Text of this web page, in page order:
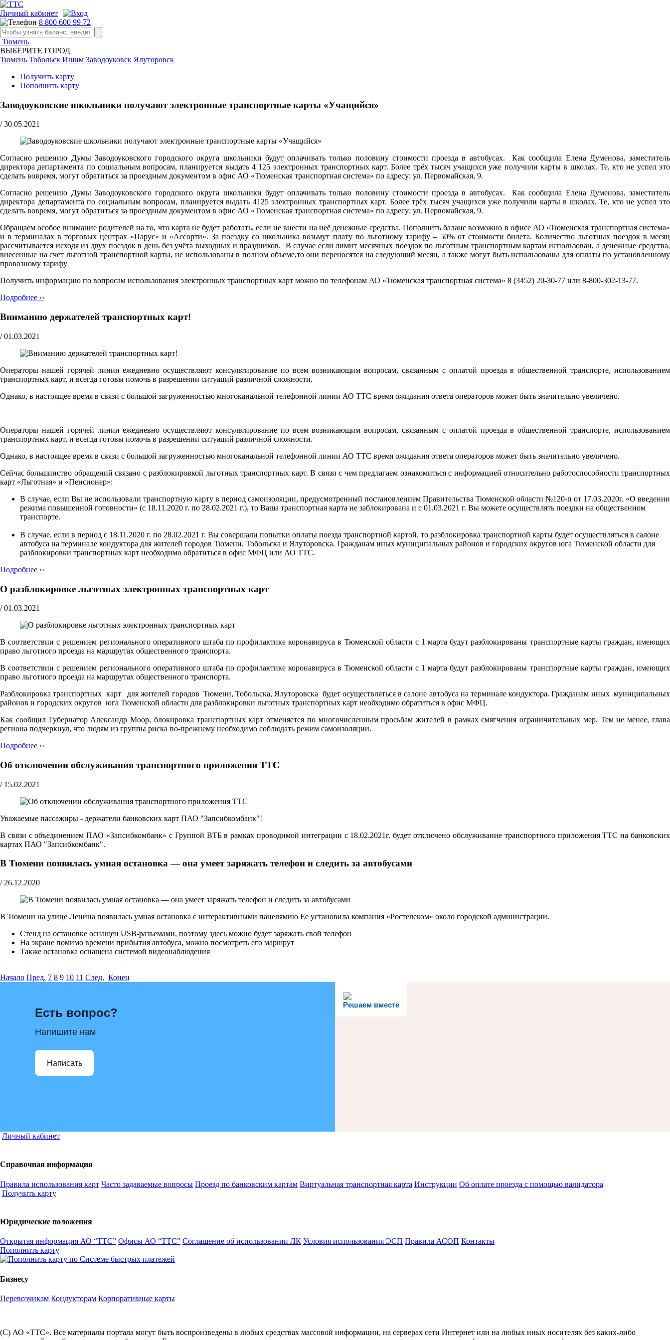
Личный кабинет
8 800 600 99 72
Тюмень
ВЫБЕРИТЕ ГОРОД
Тюмень Тобольск Ишим Заводоуковск Ялуторовск
Получить карту
Пополнить карту
Заводоуковские школьники получают электронные транспортные карты «Учащийся»
/ 30.05.2021
Cогласно решению Думы Заводоуковского городского округа школьники будут оплачивать только половину стоимости проезда в автобусах. Как сообщила Елена Думенова, заместитель
директора департамента по социальным вопросам, планируется выдать 4 125 электронных транспортных карт. Более трёх тысяч учащихся уже получили карты в школах. Те, кто не успел это
сделать вовремя, могут обратиться за проездным документом в офис АО «Тюменская транспортная система» по адресу: ул. Первомайская, 9.
Cогласно решению Думы Заводоуковского городского округа школьники будут оплачивать только половину стоимости проезда в автобусах. Как сообщила Елена Думенова, заместитель
директора департамента по социальным вопросам, планируется выдать 4125 электронных транспортных карт. Более трёх тысяч учащихся уже получили карты в школах. Те, кто не успел это
сделать вовремя, могут обратиться за проездным документом в офис АО «Тюменская транспортная система» по адресу: ул. Первомайская, 9.
Обращаем особое внимание родителей на то, что карта не будет работать, если не внести на неё денежные средства. Пополнить баланс возможно в офисе АО «Тюменская транспортная система»
и в терминалах в торговых центрах «Парус» и «Ассорти». За поездку со школьника возьмут плату по льготному тарифу – 50% от стоимости билета. Количество льготных поездок в месяц
рассчитывается исходя из двух поездок в день без учёта выходных и праздников. В случае если лимит месячных поездок по льготным транспортным картам использован, а денежные средства,
внесенные на счет льготной транспортной карты, не использованы в полном объеме,то они переносятся на следующий месяц, а также могут быть использованы для оплаты по установленному
провозному тарифу
Получить информацию по вопросам использования электронных транспортных карт можно по телефонам АО «Тюменская транспортная система» 8 (3452) 20-30-77 или 8-800-302-13-77.
Подробнее ››
Вниманию держателей транспортных карт!
/ 01.03.2021
Операторы нашей горячей линии ежедневно осуществляют консультирование по всем возникающим вопросам, связанным с оплатой проезда в общественной транспорте, использованием
транспортных карт, и всегда готовы помочь в разрешении ситуаций различной сложности.
Однако, в настоящее время в связи с большой загруженностью многоканальной телефонной линии АО ТТС время ожидания ответа операторов может быть значительно увеличено.
Операторы нашей горячей линии ежедневно осуществляют консультирование по всем возникающим вопросам, связанным с оплатой проезда в общественной транспорте, использованием
транспортных карт, и всегда готовы помочь в разрешении ситуаций различной сложности.
Однако, в настоящее время в связи с большой загруженностью многоканальной телефонной линии АО ТТС время ожидания ответа операторов может быть значительно увеличено.
Сейчас большинство обращений связано с разблокировкой льготных транспортных карт. В связи с чем предлагаем ознакомиться с информацией относительно работоспособности транспортных
карт «Льготная» и «Пенсионер»:
В случае, если Вы не использовали транспортную карту в период самоизоляции, предусмотренный постановлением Правительства Тюменской области №120-п от 17.03.2020г. «О введении
режима повышенной готовности» (с 18.11.2020 г. по 28.02.2021 г.), то Ваша транспортная карта не заблокирована и с 01.03.2021 г. Вы можете осуществлять поездки на общественном
транспорте.
В случае, если в период с 18.11.2020 г. по 28.02.2021 г. Вы совершали попытки оплаты поезда транспортной картой, то разблокировка транспортной карты будет осуществляться в салоне
автобуса на терминале кондуктора для жителей городов Тюмени, Тобольска и Ялуторовска. Гражданам иных муниципальных районов и городских округов юга Тюменской области для
разблокировки транспортных карт необходимо обратиться в офис МФЦ или АО ТТС.
Подробнее ››
О разблокировке льготных электронных транспортных карт
/ 01.03.2021
В соответствии с решением регионального оперативного штаба по профилактике коронавируса в Тюменской области с 1 марта будут разблокированы транспортные карты граждан, имеющих
право льготного проезда на маршрутах общественного транспорта.
В соответствии с решением регионального оперативного штаба по профилактике коронавируса в Тюменской области с 1 марта будут разблокированы транспортные карты граждан, имеющих
право льготного проезда на маршрутах общественного транспорта.
Разблокировка транспортных карт для жителей городов Тюмени, Тобольска, Ялуторовска будет осуществляться в салоне автобуса на терминале кондуктора. Гражданам иных муниципальных
районов и городских округов юга Тюменской области для разблокировки льготных транспортных карт необходимо обратиться в офис МФЦ.
Как сообщил Губернатор Александр Моор, блокировка транспортных карт отменяется по многочисленным просьбам жителей в рамках смягчения ограничительных мер. Тем не менее, глава
региона подчеркнул, что людям из группы риска по-прежнему необходимо соблюдать режим самоизоляции.
Подробнее ››
Об отключении обслуживания транспортного приложения ТТС
/ 15.02.2021
Уважаемые пассажиры - держатели банковских карт ПАО "Запсибкомбанк"!
В связи с объединением ПАО «Запсибкомбанк» с Группой ВТБ в рамках проводимой интеграции с 18.02.2021г. будет отключено обслуживание транспортного приложения ТТС на банковских
картах ПАО "Запсибкомбанк".
В Тюмени появилась умная остановка — она умеет заряжать телефон и следить за автобусами
/ 26.12.2020
В Тюмени на улице Ленина появилась умная остановка с интерактивными панелямию Ее установила компания «Ростелеком» около городской администрации.
Стенд на остановке оснащен USB-разъемами, поэтому здесь можно будет заряжать свой телефон
На экране помимо времени прибытия автобуса, можно посмотреть его маршрут
Также остановка оснащена системой видеонаблюдения
Начало Пред. 7 8 9 10 11 След. Конец
Решаем вместе
Есть вопрос?
Напишите нам
Написать
Личный кабинет
Справочная информация
Правила использования карт Часто задаваемые вопросы Проезд по банковским картам Виртуальная транспортная карта Инструкции Об оплате проезда с помощью валидатора
Получить карту
Юридические положения
Открытая информация АО “ТТС” Офисы АО “ТТС” Соглашение об использовании ЛК Условия использования ЭСП Правила АСОП Контакты
Пополнить карту
Бизнесу
Перевозчикам Кондукторам Корпоративные карты
(С) АО «ТТС». Все материалы портала могут быть воспроизведены в любых средствах массовой информации, на серверах сети Интернет или на любых иных носителях без каких-либо